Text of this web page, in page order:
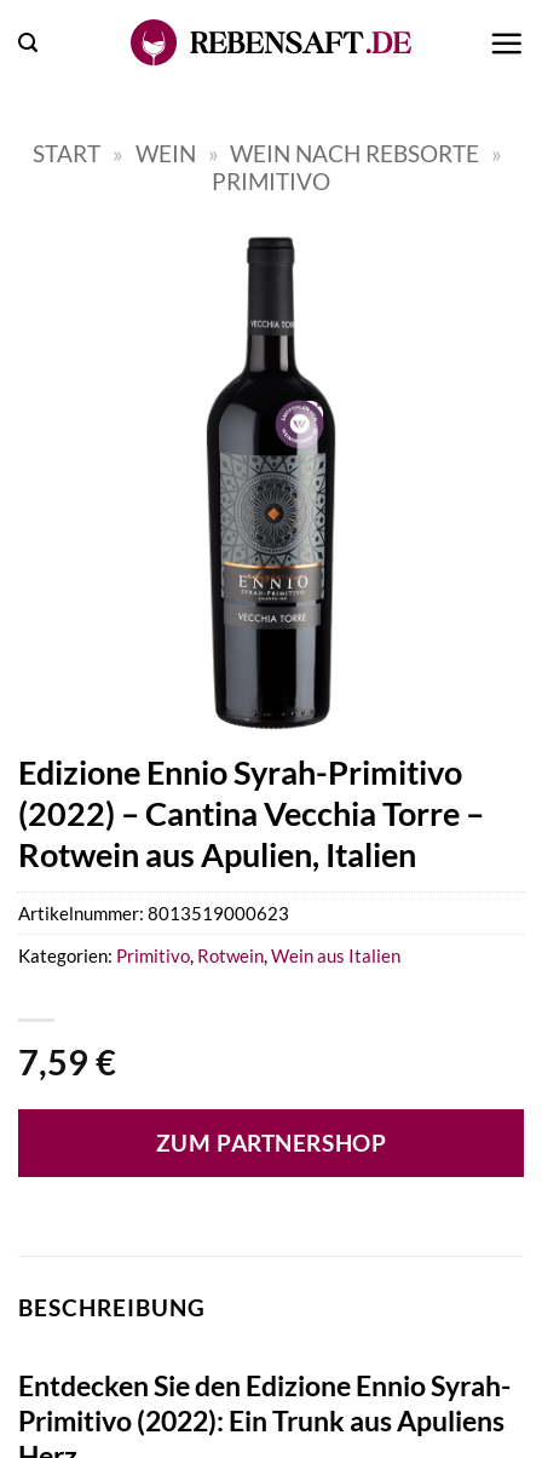
Inhalt
START » WEIN » WEIN NACH REBSORTE »
PRIMITIVO
Edizione Ennio Syrah-Primitivo
(2022) – Cantina Vecchia Torre –
Rotwein aus Apulien, Italien
7,59 €
ZUM PARTNERSHOP
Artikelnummer: 8013519000623
Kategorien: Primitivo, Rotwein,Wein aus Italien
BESCHREIBUNG
Entdecken Sie den Edizione Ennio Syrah-
Primitivo (2022): Ein Trunk aus Apuliens